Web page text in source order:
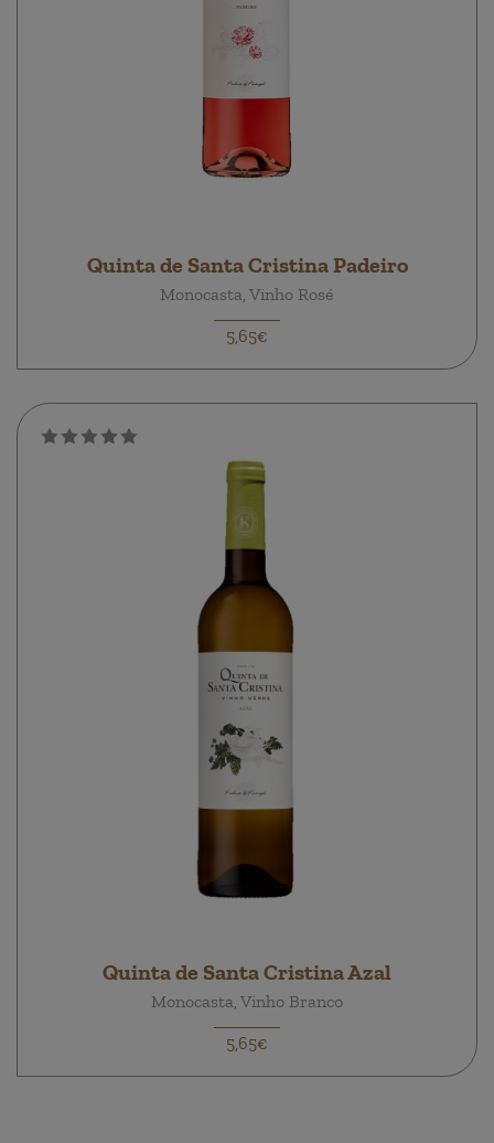
Quinta de Santa Cristina Padeiro
Monocasta, Vinho Rosé
5,65€
Quinta de Santa Cristina Azal
Monocasta, Vinho Branco
5,65€